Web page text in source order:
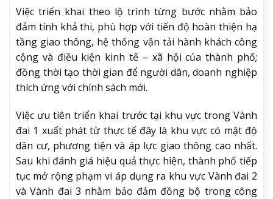
Việc triển khai theo lộ trình từng bước nhằm bảo
đảm tính khả thi, phù hợp với tiến độ hoàn thiện hạ
tầng giao thông, hệ thống vận tải hành khách công
cộng và điều kiện kinh tế – xã hội của thành phố;
đồng thời tạo thời gian để người dân, doanh nghiệp
thích ứng với chính sách mới.
Việc ưu tiên triển khai trước tại khu vực trong Vành
đai 1 xuất phát từ thực tế đây là khu vực có mật độ
dân cư, phương tiện và áp lực giao thông cao nhất.
Sau khi đánh giá hiệu quả thực hiện, thành phố tiếp
tục mở rộng phạm vi áp dụng ra khu vực Vành đai 2
và Vành đai 3 nhằm bảo đảm đồng bộ trong công